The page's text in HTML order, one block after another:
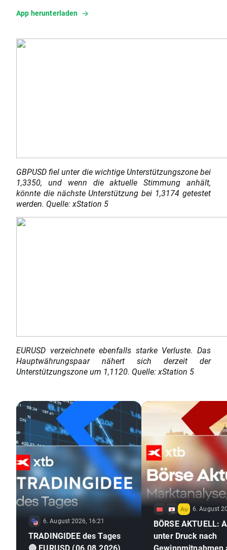
App herunterladen
GBPUSD fiel unter die wichtige Unterstützungszone bei
1,3350, und wenn die aktuelle Stimmung anhält,
könnte die nächste Unterstützung bei 1,3174 getestet
werden. Quelle: xStation 5
EURUSD verzeichnete ebenfalls starke Verluste. Das
Hauptwährungspaar nähert sich derzeit der
Unterstützungszone um 1,1120. Quelle: xStation 5
6. August 2026, 16:21
TRADINGIDEE des Tages
🔴 EURUSD (06.08.2026)
6. August
BÖRSE AKTUELL:
unter Druck nach
Gewinnmitnahmen